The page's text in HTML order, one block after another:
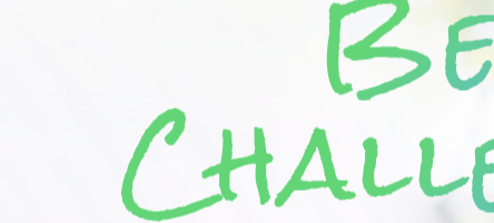
FC事業本部 経営企画部
代表メッセージ